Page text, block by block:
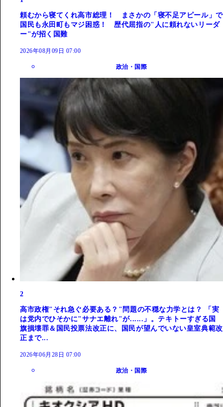
頼むから寝てくれ高市総理！ まさかの「寝不足アピール」で
国民も永田町もマジ困惑！ 歴代屈指の"人に頼れないリーダ
ー"が招く国難
2026年08月09日 07:00
政治・国際
2
高市政権"それ急ぐ必要ある？"問題の不穏な力学とは？ 「実
は党内でひそかに"サナエ離れ"が......」。テキトーすぎる国
旗損壊罪＆国民投票法改正に、国民が望んでいない皇室典範改
正まで...
2026年06月28日 07:00
政治・国際